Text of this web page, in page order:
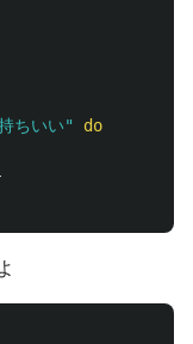
ちいい"
do